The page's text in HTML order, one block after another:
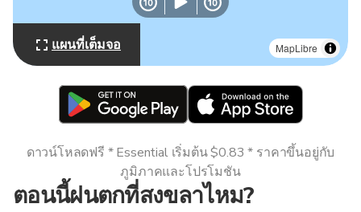
MapLibre
แผนที่เต็มจอ
ตอนนี้ฝนตกที่สงขลาไหม?
ดาวน์โหลดฟรี * Essential เริ่มต้น $0.83 * ราคาขึ้นอยู่กับ
ภูมิภาคและโปรโมชัน